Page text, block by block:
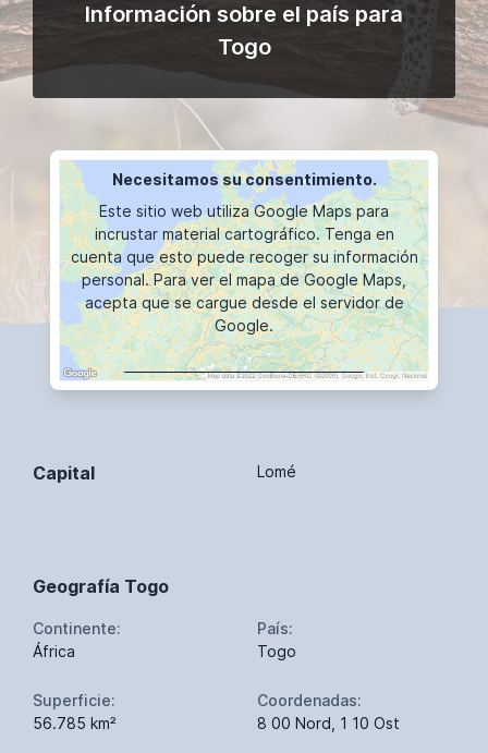
Información sobre el país para
Togo
Necesitamos su consentimiento.
Este sitio web utiliza Google Maps para
incrustar material cartográfico. Tenga en
cuenta que esto puede recoger su información
personal. Para ver el mapa de Google Maps,
acepta que se cargue desde el servidor de
Google.
VISUALIZACIÓN DE MAPAS
Capital Lomé
Geografía Togo
Continente:
África
País:
Togo
Superficie:
56.785 km²
Coordenadas:
8 00 Nord, 1 10 Ost